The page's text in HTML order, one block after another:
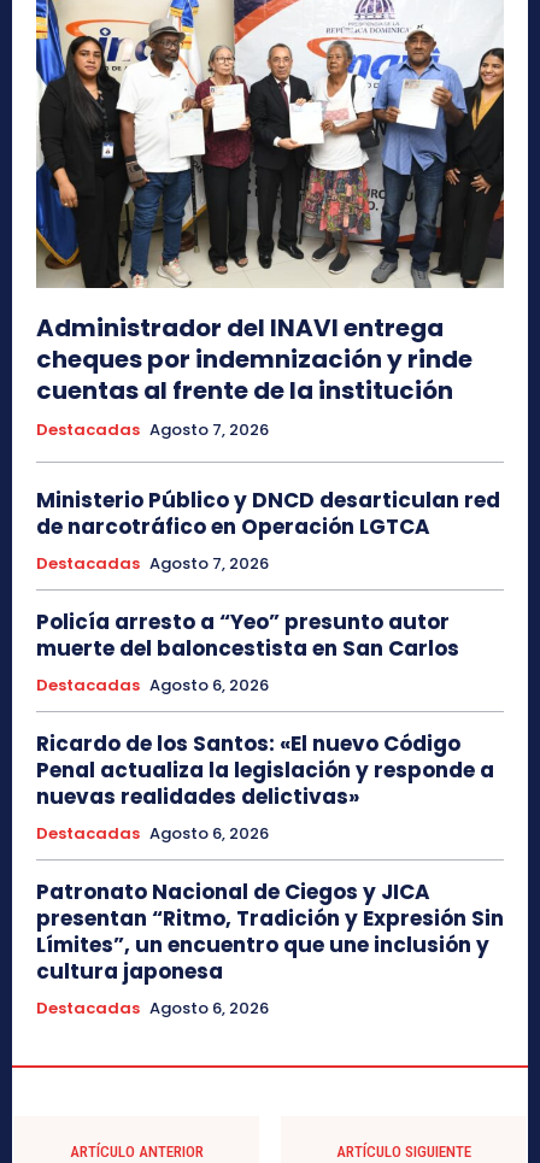
Administrador del INAVI entrega
cheques por indemnización y rinde
cuentas al frente de la institución
Destacadas Agosto 7, 2026
Ministerio Público y DNCD desarticulan red
de narcotráfico en Operación LGTCA
Destacadas Agosto 7, 2026
Policía arresto a “Yeo” presunto autor
muerte del baloncestista en San Carlos
Destacadas Agosto 6, 2026
Ricardo de los Santos: «El nuevo Código
Penal actualiza la legislación y responde a
nuevas realidades delictivas»
Destacadas Agosto 6, 2026
Patronato Nacional de Ciegos y JICA
presentan “Ritmo, Tradición y Expresión Sin
Límites”, un encuentro que une inclusión y
cultura japonesa
Destacadas Agosto 6, 2026
ARTÍCULO ANTERIOR ARTÍCULO SIGUIENTE